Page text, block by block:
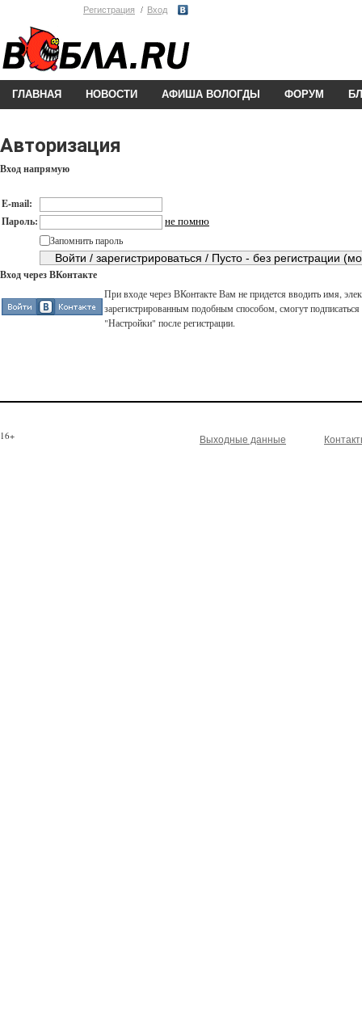
Регистрация Вход
ГЛАВНАЯ НОВОСТИ АФИША ВОЛОГДЫ ФОРУМ
Авторизация
Вход напрямую
E-mail:
Пароль:
не помню
Запомнить пароль
Вход через ВКонтакте
При входе через ВКонтакте Вам не придется вводить имя,
зарегистрированным подобным способом, смогут
"Настройки" после регистрации.
16+ Выходные данные